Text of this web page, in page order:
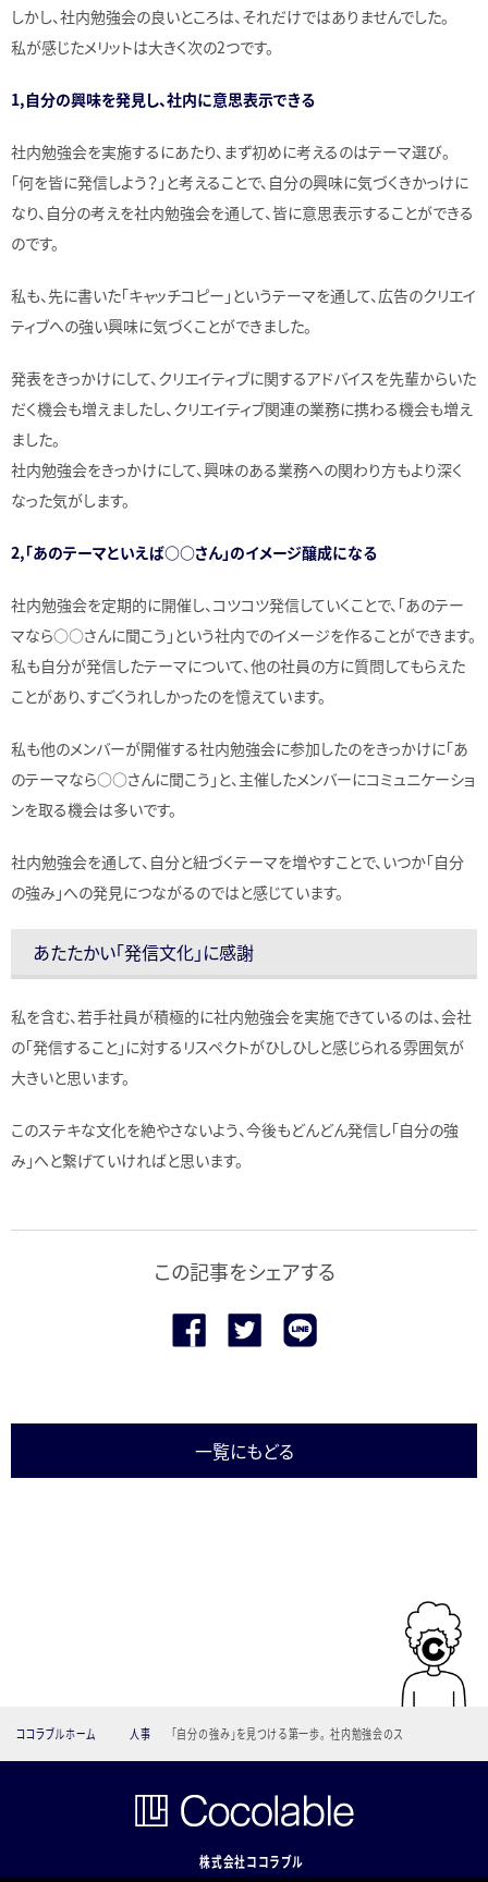
しかし、社内勉強会の良いところは、それだけではありませんでした。
私が感じたメリットは大きく次の2つです。
1,自分の興味を発見し、社内に意思表示できる
社内勉強会を実施するにあたり、まず初めに考えるのはテーマ選び。
「何を皆に発信しよう？」と考えることで、自分の興味に気づくきかっけに
なり、自分の考えを社内勉強会を通して、皆に意思表示することができる
のです。
私も、先に書いた「キャッチコピー」というテーマを通して、広告のクリエイ
ティブへの強い興味に気づくことができました。
発表をきっかけにして、クリエイティブに関するアドバイスを先輩からいた
だく機会も増えましたし、クリエイティブ関連の業務に携わる機会も増え
ました。
社内勉強会をきっかけにして、興味のある業務への関わり方もより深く
なった気がします。
2,「あのテーマといえば○○さん」のイメージ醸成になる
社内勉強会を定期的に開催し、コツコツ発信していくことで、「あのテー
マなら○○さんに聞こう」という社内でのイメージを作ることができます。
私も自分が発信したテーマについて、他の社員の方に質問してもらえた
ことがあり、すごくうれしかったのを憶えています。
私も他のメンバーが開催する社内勉強会に参加したのをきっかけに「あ
のテーマなら○○さんに聞こう」と、主催したメンバーにコミュニケーショ
ンを取る機会は多いです。
社内勉強会を通して、自分と紐づくテーマを増やすことで、いつか「自分
の強み」への発見につながるのではと感じています。
あたたかい「発信文化」に感謝
私を含む、若手社員が積極的に社内勉強会を実施できているのは、会社
の「発信すること」に対するリスペクトがひしひしと感じられる雰囲気が
大きいと思います。
このステキな文化を絶やさないよう、今後もどんどん発信し「自分の強
み」へと繋げていければと思います。
この記事をシェアする
一覧にもどる
ココラブルホーム 人事 「自分の強み」を見つける第一歩。 社内勉強会のス
株式会社ココラブル